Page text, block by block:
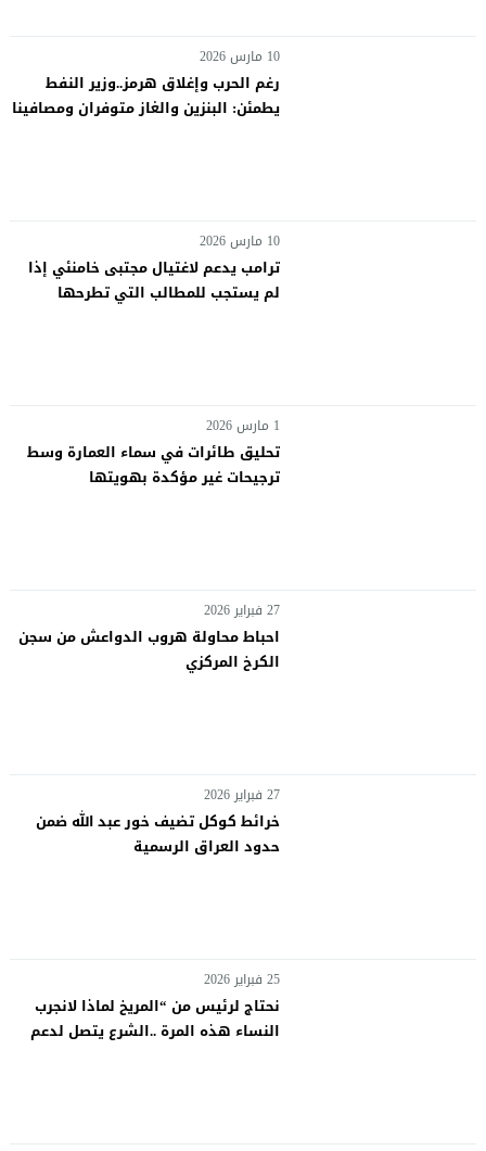
10 مارس 2026
رغم الحرب وإغلاق هرمز..وزير النفط
يطمئن: البنزين والغاز متوفران ومصافينا
10 مارس 2026
ترامب يدعم لاغتيال مجتبى خامنئي إذا
لم يستجب للمطالب التي تطرحها
1 مارس 2026
تحليق طائرات في سماء العمارة وسط
ترجيحات غير مؤكدة بهويتها
27 فبراير 2026
احباط محاولة هروب الدواعش من سجن
الكرخ المركزي
27 فبراير 2026
خرائط كوكل تضيف خور عبد الله ضمن
حدود العراق الرسمية
25 فبراير 2026
نحتاج لرئيس من “المريخ لماذا لانجرب
النساء هذه المرة ..الشرع يتصل لدعم